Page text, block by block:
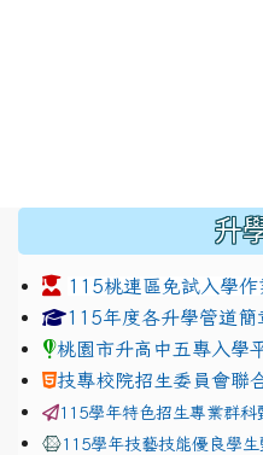
升
115桃連區免試入學作
link to https://
115年度各升學管道簡
桃園市升高中五專入學
技專校院招生委員會聯
115學年特色招生專業群科
115學年技藝技能優良學